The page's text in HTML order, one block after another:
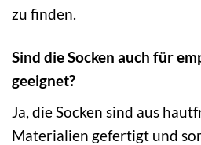
zu finden.
Sind die Socken auch für
geeignet?
Ja, die Socken sind aus
Materialien gefertigt und